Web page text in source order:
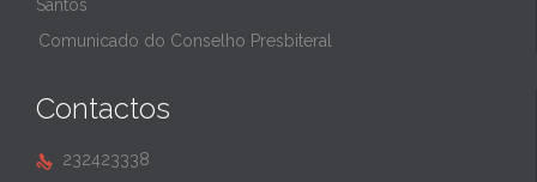
Santos
Comunicado do Conselho Presbiteral
Contactos
 232423338